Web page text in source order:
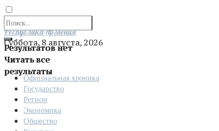
Результатов нет
Читать все
результаты
Отправить
Республика Армения
Суббота, 8 августа, 2026
Официальная хроника
Государство
Регион
Экономика
Общество